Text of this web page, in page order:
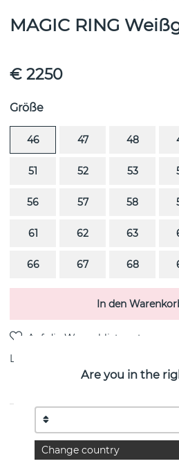
MAGIC RING
€ 2250
Größe
46 47 48
51 52 53
56 57 58
61 62 63
66 67 68
In den
Lieferung:
PRODUKTBESCHREIBUNG
MAGIC ist ein ring 5,7 mm i 18k
dänischen Marke Georg Jensen
Are you in the
Change country